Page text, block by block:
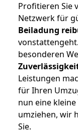
Profitieren Sie
Netzwerk für
Beiladung
besonderen
Leistungen
für Ihren
nun eine
umziehen, wir
Sie.